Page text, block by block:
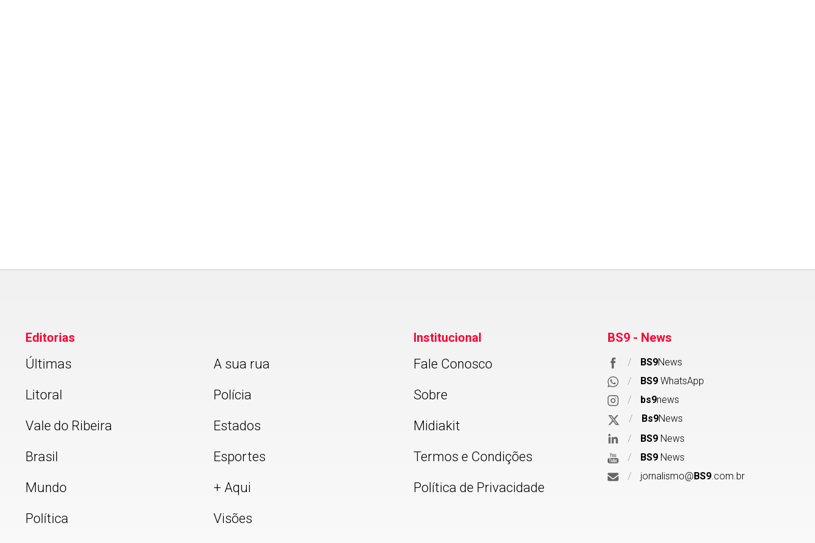
Editorias
Últimas
Litoral
Vale do Ribeira
Brasil
Mundo
Política
A sua rua
Polícia
Estados
Esportes
+ Aqui
Visões
Institucional
Fale Conosco
Sobre
Midiakit
Termos e Condições
Política de Privacidade
BS9 - News
/ BS9News
/
BS9 WhatsApp
/
bs9news
/
Bs9News
/
BS9 News
/
BS9 News
/
jornalismo@BS9.com.br